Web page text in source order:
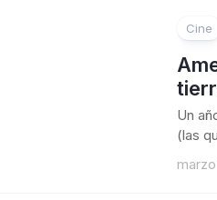
Cine
Un
(las
marzo